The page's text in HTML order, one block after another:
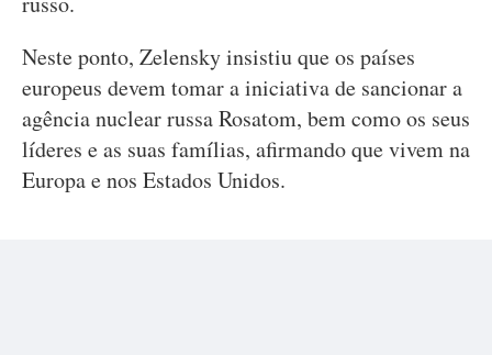
Neste ponto, Zelensky insistiu que os países
europeus devem tomar a iniciativa de sancionar a
agência nuclear russa Rosatom, bem como os seus
líderes e as suas famílias, afirmando que vivem na
Europa e nos Estados Unidos.